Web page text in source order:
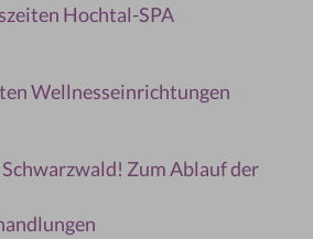
Hochtal-SPA
Wellnesseinrichtungen
Zum Ablauf der